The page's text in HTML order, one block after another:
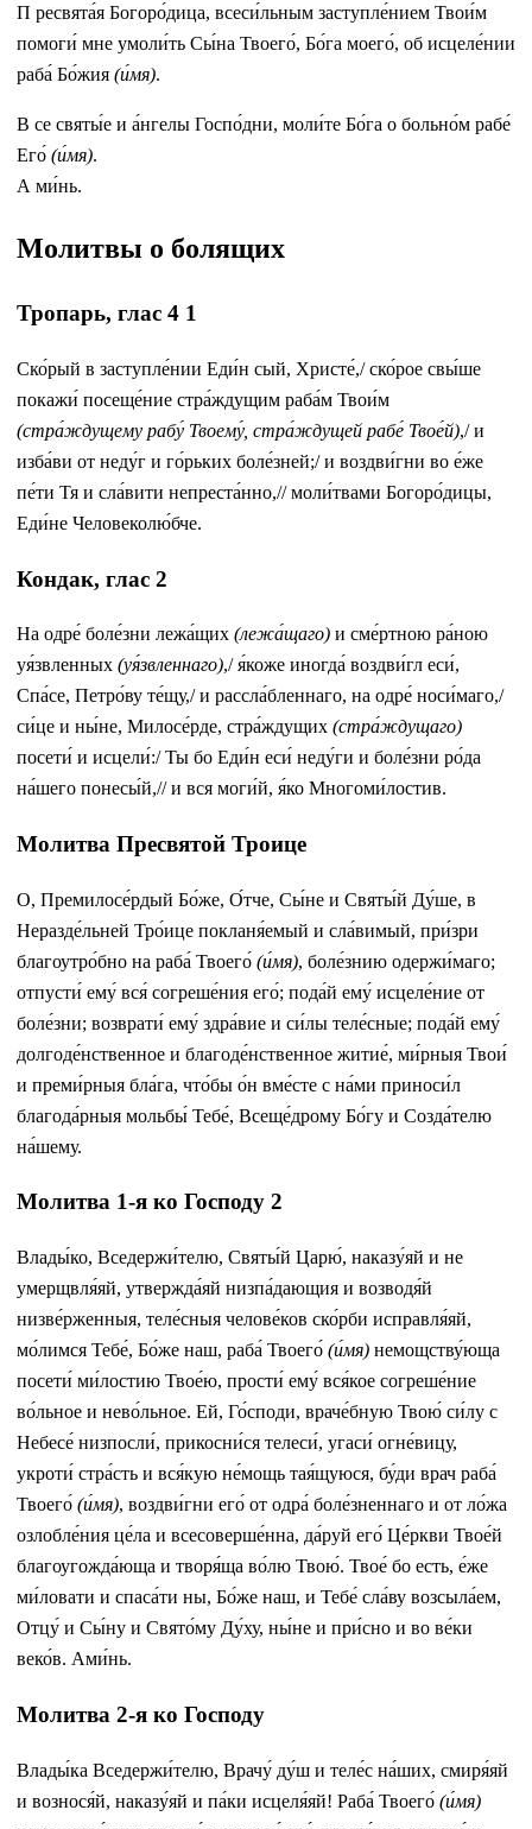
П ресвята́я Богоро́дица, всеси́льным заступле́нием Твои́м
помоги́ мне умоли́ть Сы́на Твоего́, Бо́га моего́, об исцеле́нии
раба́ Бо́жия (и́мя).
В се святы́е и а́нгелы Госпо́дни, моли́те Бо́га о больно́м рабе́
Его́ (и́мя).
А ми́нь.
Молитвы о болящих
Тропарь, глас 4 1
Ско́pый в заступле́нии Еди́н сый, Хpисте́,/ ско́pое свы́ше
покажи́ посеще́ние стра́ждущим раба́м Твои́м
(стра́ждущему рабу́ Твоему́, стра́ждущей рабе́ Твое́й),/ и
изба́ви от неду́г и го́pьких боле́зней;/ и воздви́гни во е́же
пе́ти Тя и сла́вити непpеста́нно,// моли́твами Богоpо́дицы,
Еди́не Человеколю́бче.
Кондак, глас 2
На одре́ боле́зни лежа́щих (лежа́щаго) и сме́ртною ра́ною
уя́звленных (уя́звленнаго),/ я́коже иногда́ воздви́гл еси́,
Спа́се, Петро́ву те́щу,/ и рассла́бленнаго, на одре́ носи́маго,/
си́це и ны́не, Милосе́рде, стра́ждущих (стра́ждущаго)
посети́ и исцели́:/ Ты бо Еди́н еси́ неду́ги и боле́зни ро́да
на́шего понесы́й,// и вся моги́й, я́ко Многоми́лостив.
Молитва Пресвятой Троице
О, Премилосе́рдый Бо́же, О́тче, Сы́не и Святы́й Ду́ше, в
Неразде́льней Тро́ице покланя́емый и сла́вимый, при́зри
благоутро́бно на раба́ Твоего́ (и́мя), боле́знию одержи́маго;
отпусти́ ему́ вся́ согреше́ния его́; пода́й ему́ исцеле́ние от
боле́зни; возврати́ ему́ здра́вие и си́лы теле́сные; пода́й ему́
долгоде́нственное и благоде́нственное житие́, ми́рныя Твои́
и преми́рныя бла́га, что́бы о́н вме́сте с на́ми приноси́л
благода́рныя мольбы́ Тебе́, Всеще́дрому Бо́гу и Созда́телю
на́шему.
Молитва 1-я ко Господу 2
Влады́ко, Вседержи́телю, Святы́й Царю́, наказу́яй и не
умерщвля́яй, утвержда́яй низпа́дающия и возводя́й
низве́рженныя, теле́сныя челове́ков ско́рби исправля́яй,
мо́лимся Тебе́, Бо́же наш, раба́ Твоего́ (и́мя) немощству́юща
посети́ ми́лостию Твое́ю, прости́ ему́ вся́кое согреше́ние
во́льное и нево́льное. Ей, Го́споди, враче́бную Твою́ си́лу с
Небесе́ низпосли́, прикосни́ся телеси́, угаси́ огне́вицу,
укроти́ стра́сть и вся́кую не́мощь тая́щуюся, бу́ди врач раба́
Твоего́ (и́мя), воздви́гни его́ от одра́ боле́зненнаго и от ло́жа
озлобле́ния це́ла и всесоверше́нна, да́руй его́ Це́ркви Твое́й
благоугожда́юща и творя́ща во́лю Твою́. Твое́ бо есть, е́же
ми́ловати и спаса́ти ны, Бо́же наш, и Тебе́ сла́ву возсыла́ем,
Отцу́ и Сы́ну и Свято́му Ду́ху, ны́не и при́сно и во ве́ки
веко́в. Ами́нь.
Молитва 2-я ко Господу
Влады́ка Вседержи́телю, Врачу́ ду́ш и теле́с на́ших, смиря́яй
и вознося́й, наказу́яй и па́ки исцеля́яй! Раба́ Твоего́ (и́мя)